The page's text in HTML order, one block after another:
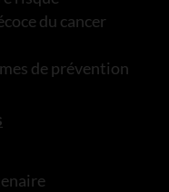
du cancer
de prévention